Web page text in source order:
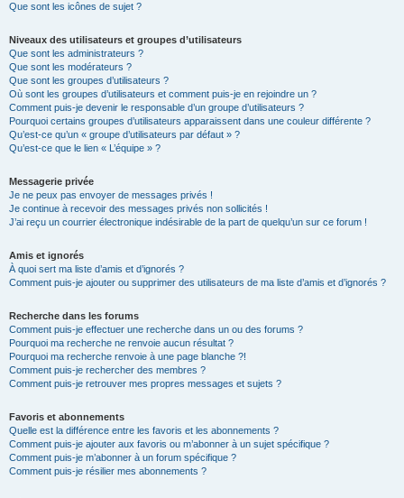
Que sont les icônes de sujet ?
Niveaux des utilisateurs et groupes d’utilisateurs
Que sont les administrateurs ?
Que sont les modérateurs ?
Que sont les groupes d’utilisateurs ?
Où sont les groupes d’utilisateurs et comment puis-je en rejoindre un ?
Comment puis-je devenir le responsable d’un groupe d’utilisateurs ?
Pourquoi certains groupes d’utilisateurs apparaissent dans une couleur différente ?
Qu’est-ce qu’un « groupe d’utilisateurs par défaut » ?
Qu’est-ce que le lien « L’équipe » ?
Messagerie privée
Je ne peux pas envoyer de messages privés !
Je continue à recevoir des messages privés non sollicités !
J’ai reçu un courrier électronique indésirable de la part de quelqu’un sur ce forum !
Amis et ignorés
À quoi sert ma liste d’amis et d’ignorés ?
Comment puis-je ajouter ou supprimer des utilisateurs de ma liste d’amis et d’ignorés ?
Recherche dans les forums
Comment puis-je effectuer une recherche dans un ou des forums ?
Pourquoi ma recherche ne renvoie aucun résultat ?
Pourquoi ma recherche renvoie à une page blanche ?!
Comment puis-je rechercher des membres ?
Comment puis-je retrouver mes propres messages et sujets ?
Favoris et abonnements
Quelle est la différence entre les favoris et les abonnements ?
Comment puis-je ajouter aux favoris ou m’abonner à un sujet spécifique ?
Comment puis-je m’abonner à un forum spécifique ?
Comment puis-je résilier mes abonnements ?